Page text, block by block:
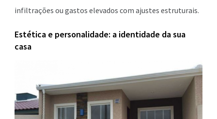
infiltrações ou gastos elevados com ajustes estruturais.
Estética e personalidade: a identidade da sua
casa